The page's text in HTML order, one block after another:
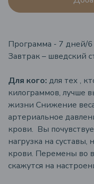
Программa - 7 дней/
Завтрак – шведский
Для кого: для тех ,
килограммов, лучше
жизни Снижение
артериальное
крови. Вы
нагрузка на суставы,
крови. Перемены во
скажутся на